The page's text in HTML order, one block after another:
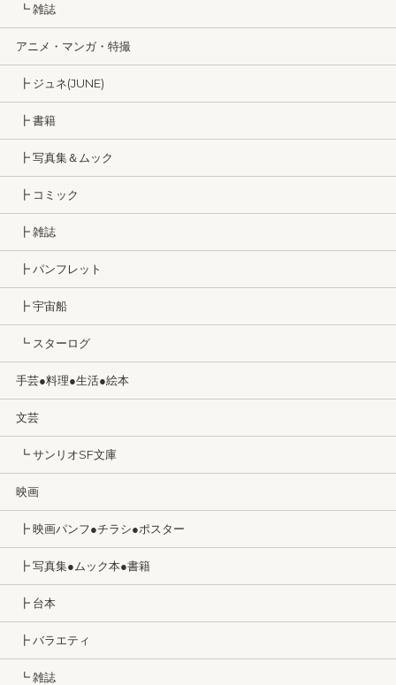
┗ 雑誌
アニメ・マンガ・特撮
┣ ジュネ(JUNE)
┣ 書籍
┣ 写真集＆ムック
┣ コミック
┣ 雑誌
┣ パンフレット
┣ 宇宙船
┗ スターログ
手芸●料理●生活●絵本
文芸
┗ サンリオSF文庫
映画
┣ 映画パンフ●チラシ●ポスター
┣ 写真集●ムック本●書籍
┣ 台本
┣ バラエティ
┗ 雑誌